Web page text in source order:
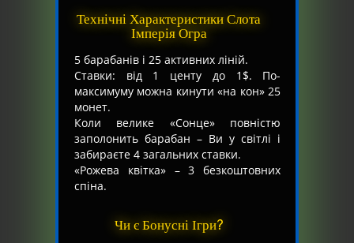
Технічні Характеристики Слота
Імперія Огра
5 барабанів і 25 активних ліній.
Ставки: від 1 центу до 1$. По-
максимуму можна кинути «на кон» 25
монет.
Коли велике «Сонце» повністю
заполонить барабан – Ви у світлі і
забираєте 4 загальних ставки.
«Рожева квітка» – 3 безкоштовних
спіна.
Чи є Бонусні Ігри?